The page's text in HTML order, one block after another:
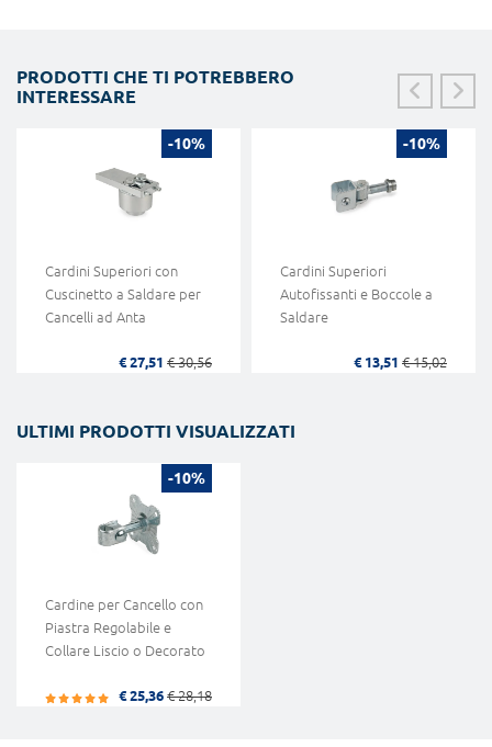
PRODOTTI CHE TI POTREBBERO
INTERESSARE
-10%
Cardini Superiori con
Cuscinetto a Saldare per
Cancelli ad Anta
€ 27,51 € 30,56
-10%
Cardini Superiori
Autofissanti e Boccole a
Saldare
€ 13,51 € 15,02
ULTIMI PRODOTTI VISUALIZZATI
-10%
Cardine per Cancello con
Piastra Regolabile e
Collare Liscio o Decorato
€ 25,36 € 28,18